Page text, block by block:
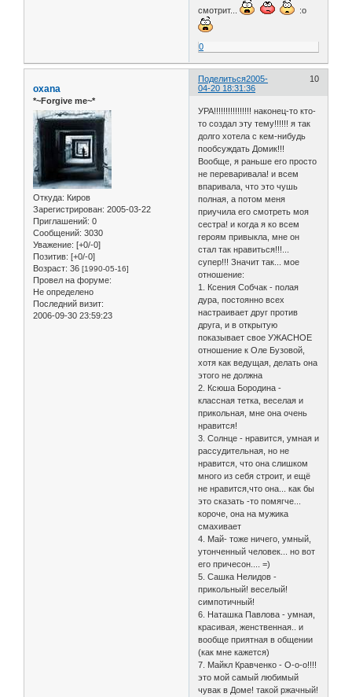
смотрит... :o
0
Поделиться 10
2005-
04-20 18:31:36
oxana
*~Forgive me~*
Откуда: Киров
Зарегистрирован: 2005-03-22
Приглашений: 0
Сообщений: 3030
Уважение: [+0/-0]
Позитив: [+0/-0]
Возраст: 36 [1990-05-16]
Провел на форуме:
Не определено
Последний визит:
2006-09-30 23:59:23
УРА!!!!!!!!!!!!!!!! наконец-то кто-
то создал эту тему!!!!!! я так
долго хотела с кем-нибудь
пообсуждать Домик!!!
Вообще, я раньше его просто
не переваривала! и всем
впаривала, что это чушь
полная, а потом меня
приучила его смотреть моя
сестра! и когда я ко всем
героям привыкла, мне он
стал так нравиться!!!...
супер!!! Значит так... мое
отношение:
1. Ксения Собчак - полая
дура, постоянно всех
настраивает друг против
друга, и в открытую
показывает свое УЖАСНОЕ
отношение к Оле Бузовой,
хотя как ведущая, делать она
этого не должна
2. Ксюша Бородина -
классная тетка, веселая и
прикольная, мне она очень
нравится!
3. Солнце - нравится, умная и
рассудительная, но не
нравится, что она слишком
много из себя строит, и ещё
не нравится,что она... как бы
это сказать -то помягче...
короче, она на мужика
смахивает
4. Май- тоже ничего, умный,
утонченный человек... но вот
его причесон.... =)
5. Сашка Нелидов -
прикольный! веселый!
симпотичный!
6. Наташка Павлова - умная,
красивая, женственная.. и
вообще приятная в общении
(как мне кажется)
7. Майкл Кравченко - О-о-о!!!!
это мой самый любимый
чувак в Доме! такой ржачный!